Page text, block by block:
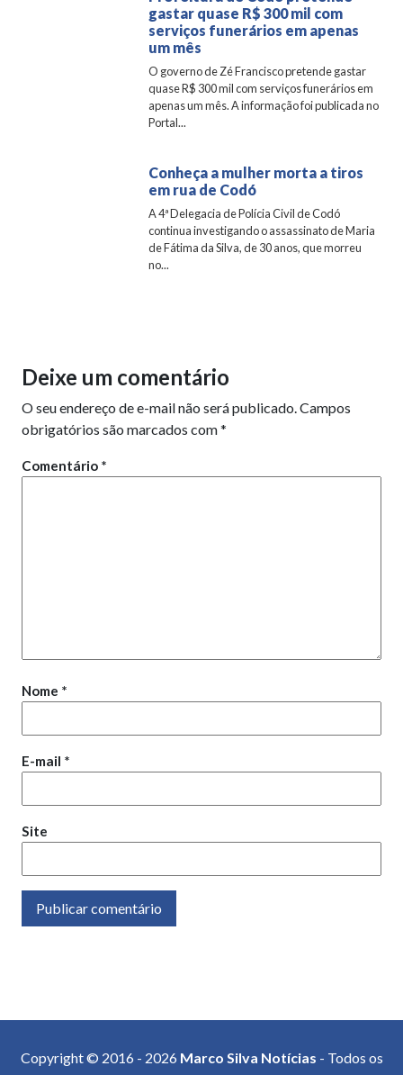
gastar quase R$ 300 mil com
serviços funerários em apenas
um mês
O governo de Zé Francisco pretende gastar
quase R$ 300 mil com serviços funerários em
apenas um mês. A informação foi publicada no
Portal...
Conheça a mulher morta a tiros
em rua de Codó
A 4ª Delegacia de Polícia Civil de Codó
continua investigando o assassinato de Maria
de Fátima da Silva, de 30 anos, que morreu
no...
Deixe um comentário
O seu endereço de e-mail não será publicado.Campos
obrigatórios são marcados com*
Comentário *
Nome *
E-mail *
Site
Copyright © 2016 - 2026 Marco Silva Notícias - Todos os